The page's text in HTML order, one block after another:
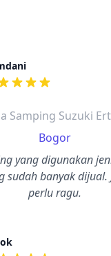
ulasan adalah
Samping Suzuki
Bogor
yang digunakan
sudah banyak dijual.
perlu ragu.